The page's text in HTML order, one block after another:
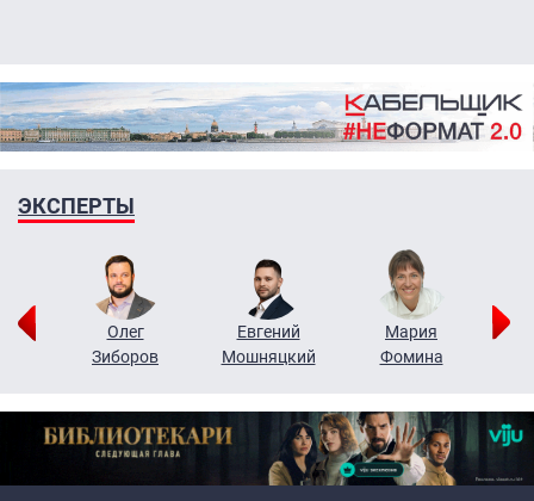
ЭКСПЕРТЫ
Олег
Зиборов
Евгений
Мошняцкий
Мария
Фомина